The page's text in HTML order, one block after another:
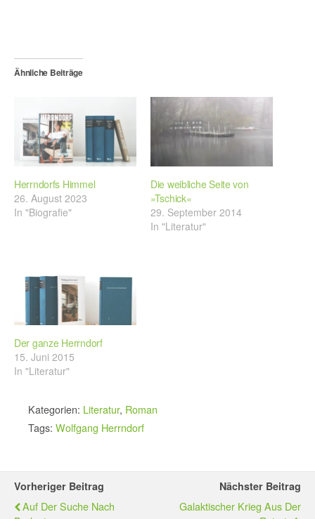
Ähnliche Beiträge
Herrndorfs Himmel
26. August 2023
In "Biografie"
Die weibliche Seite von
»Tschick«
29. September 2014
In "Literatur"
Der ganze Herrndorf
15. Juni 2015
In "Literatur"
Kategorien: Literatur, Roman
Tags: Wolfgang Herrndorf
Vorheriger Beitrag
Auf Der Suche Nach
Nächster Beitrag
Galaktischer Krieg Aus Der